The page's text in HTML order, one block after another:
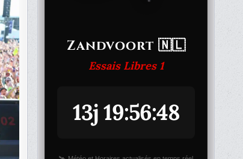
Zandvoort 🇳🇱
Essais Libres 1
13j 19:56:48